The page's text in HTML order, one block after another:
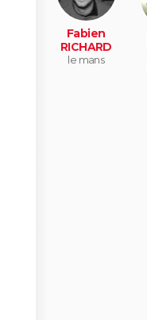
Fabien
RICHARD
le mans